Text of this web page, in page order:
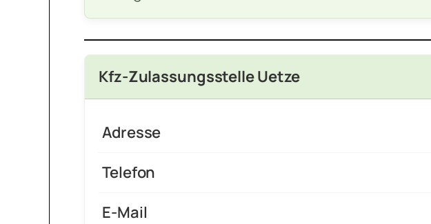
Kfz-Zulassungsstelle Uetze
Adresse
Telefon
E-Mail